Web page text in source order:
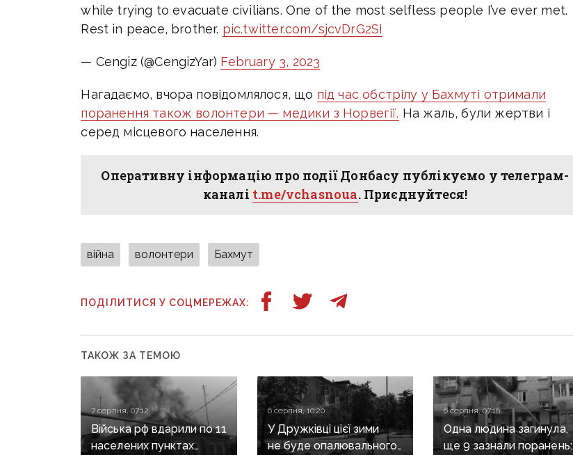
while trying to evacuate civilians. One of the most selfless people I’ve ever met.
Rest in peace, brother. pic.twitter.com/sjcvDrG2SI
— Cengiz (@CengizYar) February 3, 2023
Нагадаємо, вчора повідомлялося, що під час обстрілу у Бахмуті отримали
поранення також волонтери — медики з Норвегії. На жаль, були жертви і
серед місцевого населення.
Оперативну інформацію про події Донбасу публікуємо у телеграм-
каналі t.me/vchasnoua. Приєднуйтеся!
війна волонтери Бахмут
ПОДІЛИТИСЯ У СОЦМЕРЕЖАХ:
ТАКОЖ ЗА ТЕМОЮ
7 серпня, 07:12
Війська рф вдарили по 11
населених пунктах
6 серпня, 10:20
У Дружківці цієї зими
не буде опалювального
6 серпня, 07:16
Одна людина загинула,
ще 9 зазнали поранень: